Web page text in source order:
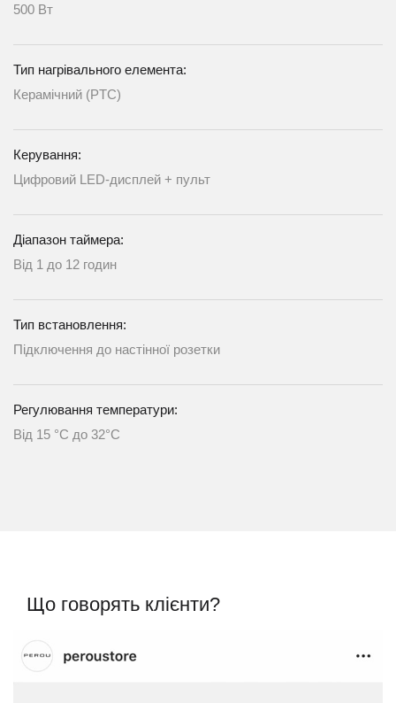
500 Вт
Тип нагрівального елемента:
Керамічний (PTC)
Керування:
Цифровий LED-дисплей + пульт
Діапазон таймера:
Від 1 до 12 годин
Тип встановлення:
Підключення до настінної розетки
Регулювання температури:
Від 15 °C до 32°C
Що говорять клієнти?